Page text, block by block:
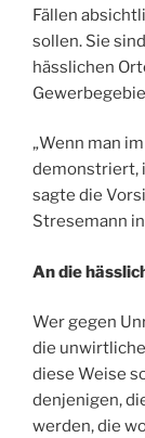
Fällen
sollen. Sie
hässlichen
„Wenn man
demonstriert,
sagte die
Stresemann
An die
Wer gegen
die
diese Weise
denjenigen,
werden, die